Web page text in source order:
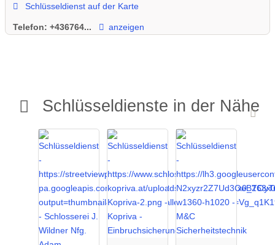
Schlüsseldienst auf der Karte
Telefon: +436764... anzeigen
Schlüsseldienste in der Nähe